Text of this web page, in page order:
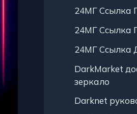
24МГ Ссылка
24МГ Ссылка
24МГ Ссылка
DarkMarket
зеркало
Darknet